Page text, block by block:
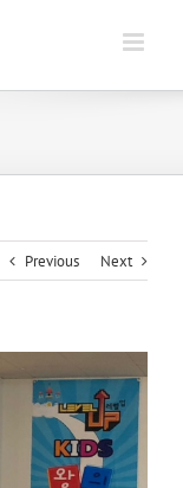
Previous Next